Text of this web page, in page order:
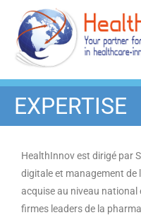
EXPERTISE
HealthInnov est dirigé par
digitale et management de
acquise au niveau
firmes leaders de la